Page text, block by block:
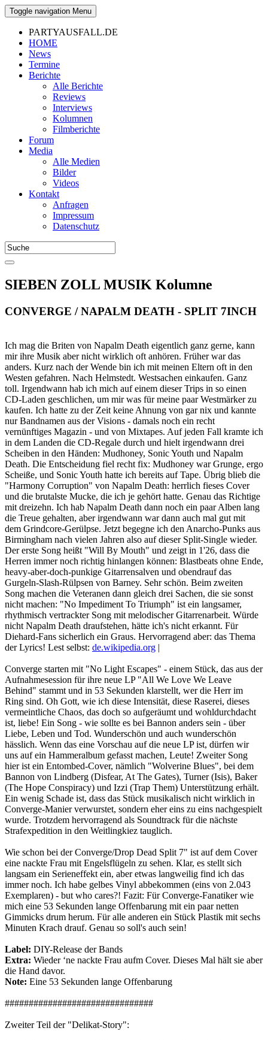
Toggle navigation Menu
PARTYAUSFALL.DE
HOME
News
Termine
Berichte
Alle Berichte
Reviews
Interviews
Kolumnen
Filmberichte
Forum
Media
Alle Medien
Bilder
Videos
Kontakt
Anfragen
Impressum
Datenschutz
SIEBEN ZOLL MUSIK Kolumne
CONVERGE / NAPALM DEATH - SPLIT 7INCH
Ich mag die Briten von Napalm Death eigentlich ganz gerne, kann
mir ihre Musik aber nicht wirklich oft anhören. Früher war das
anders. Kurz nach der Wende bin ich mit meinen Eltern oft in den
Westen gefahren. Nach Helmstedt. Westsachen einkaufen. Ganz
toll. Irgendwann hab ich mich auf einem dieser Trips in so einen
CD-Laden geschlichen, um mir was für meine paar Westmärker zu
kaufen. Ich hatte zu der Zeit keine Ahnung von gar nix und kannte
nur Bandnamen aus der Visions - damals noch ein recht
vernünftiges Magazin - und von Mixtapes. Auf jeden Fall kramte ich
in dem Landen die CD-Regale durch und hielt irgendwann drei
Scheiben in den Händen: Mudhoney, Sonic Youth und Napalm
Death. Die Entscheidung fiel recht fix: Mudhoney war Grunge, ergo
Scheiße, und Sonic Youth hatte ich bereits auf Tape. Übrig blieb die
"Harmony Corruption" von Napalm Death: herrlich fieses Cover
und die brutalste Mucke, die ich je gehört hatte. Genau das Richtige
mit dreizehn. Ich hab Napalm Death dann noch ein paar Alben lang
die Treue gehalten, aber irgendwann war dann auch mal gut mit
dem Grindcore-Gerülpse. Jetzt begegne ich den Anarcho-Punks aus
Birmingham nach vielen Jahren also auf dieser Split-Single wieder.
Der erste Song heißt "Will By Mouth" und zeigt in 1'26, dass die
Herren immer noch richtig hinlangen können: Blastbeats ohne Ende,
heavy-aber-doch-punkige Gitarrensalven und obendrauf das
Gurgeln-Slash-Rülpsen von Barney. Sehr schön. Beim zweiten
Song machen die Veteranen dann gleich drei Sachen, die sie sonst
nicht machen: "No Impediment To Triumph" ist ein langsamer,
rhythmisch vertrackter Song mit melodischer Gitarrenarbeit. Würde
nicht Napalm Death draufstehen, hätte ich's nicht erkannt. Für
Diehard-Fans sicherlich ein Graus. Hervorragend aber: das Thema
der Lyrics! Lest selbst: de.wikipedia.org |
Converge starten mit "No Light Escapes" - einem Stück, das aus der
Aufnahmesession für ihre neue LP "All We Love We Leave
Behind" stammt und in 53 Sekunden klarstellt, wer die Herr im
Ring sind. Oh Gott, wie ich diese Intensität, diese Raserei, dieses
vermeintliche Chaos, das doch so aufgeräumt und wohldurchdacht
ist, liebe! Ein Song - wie sollte es bei Bannon anders sein - über
Liebe, Leben und Tod. Wunderschön und auch wunderschön
hässlich. Wenn das eine Vorschau auf die neue LP ist, dürfen wir
uns auf ein Hammeralbum gefasst machen, Leute! Zweiter Song
hier ist ein Entombed-Cover, nämlich "Wolverine Blues", bei dem
Bannon von Lindberg (Disfear, At The Gates), Turner (Isis), Baker
(The Hope Conspiracy) und Izzi (Trap Them) Unterstützung erhält.
Ein wenig Schade ist, dass das Stück musikalisch nicht wirklich in
Converge-Manier verwurstet, sondern eher eins zu eins nachgespielt
wurde. Trotzdem hervorragend als Soundtrack für die nächste
Strafexpedition in den Weitlingkiez tauglich.
Wie schon bei der Converge/Drop Dead Split 7" ist auf dem Cover
eine nackte Frau mit Engelsflügeln zu sehen. Klar, es stellt sich
langsam ein Serieneffekt ein, aber etwas langweilig find ich das
immer noch. Ich habe gelbes Vinyl abbekommen (eins von 2.043
Exemplaren) - but who cares?! Fazit: Für Converge-Fanatiker wie
mich eine 53 Sekunden lange Offenbarung mit ein paar netten
Gimmicks drum herum. Für alle anderen ein Stück Plastik mit sechs
Minuten Krach drauf. Genau so soll's auch sein!
Label: DIY-Release der Bands
Extra: Wieder ‘ne nackte Frau aufm Cover. Dieses Mal hält sie aber
die Hand davor.
Note: Eine 53 Sekunden lange Offenbarung
###############################
Zweiter Teil der "Delikat-Story":